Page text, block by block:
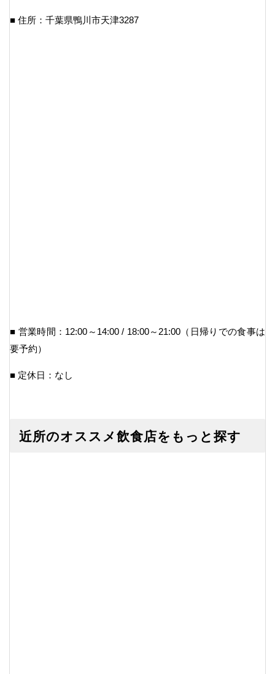
■ 住所：千葉県鴨川市天津3287
■ 営業時間：12:00～14:00 / 18:00～21:00（日帰りでの食事は
要予約）
■ 定休日：なし
近所のオススメ飲食店をもっと探す